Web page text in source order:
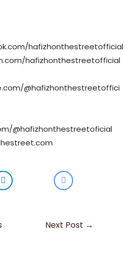
hafizhonthestreetofficial
hafizhonthestreetofficial
@hafizhonthestreetoffici
@hafizhonthestreetoficial
Next Post →